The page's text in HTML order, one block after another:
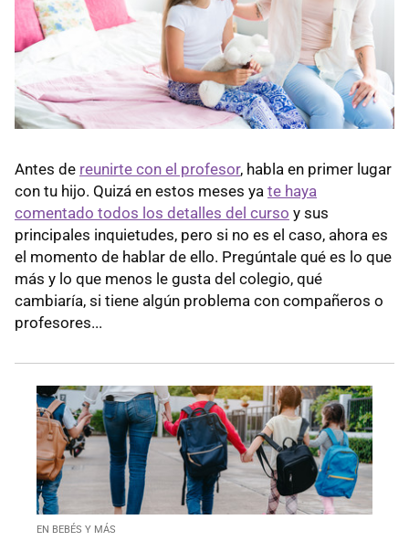
Antes de reunirte con el profesor, habla en primer lugar
con tu hijo. Quizá en estos meses ya te haya
comentado todos los detalles del curso y sus
principales inquietudes, pero si no es el caso, ahora es
el momento de hablar de ello. Pregúntale qué es lo que
más y lo que menos le gusta del colegio, qué
cambiaría, si tiene algún problema con compañeros o
profesores...
EN BEBÉS Y MÁS